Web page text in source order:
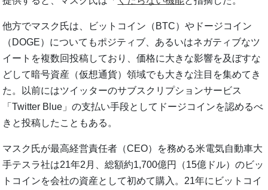
他方でマスク氏は、ビットコイン（BTC）やドージコイン
（DOGE）についてもポジティブ、あるいはネガティブなツ
イートを複数回投稿しており、価格に大きな影響を及ぼすな
どして暗号資産（仮想通貨）領域でも大きな注目を集めてき
た。以前にはツイッターのサブスクリプションサービス
「Twitter Blue」の支払い手段としてドージコインを認めるべ
きと投稿したこともある。
マスク氏が最高経営責任者（CEO）を務める米電気自動車大
手テスラ社は21年2月、総額約1,700億円（15億ドル）のビッ
トコインを会社の資産として初めて購入。21年にビットコイ